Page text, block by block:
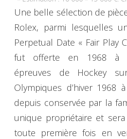
Une belle sélection de
Rolex, parmi lesquelles
Perpetual Date « Fair Play
fut offerte en 1968 à
épreuves de Hockey
Olympiques d’hiver 1968
depuis conservée par la
unique propriétaire et
toute première fois en